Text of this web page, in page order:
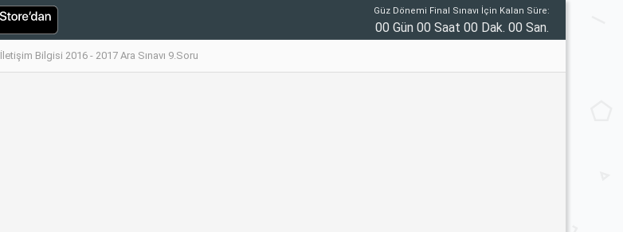
Güz Dönemi Final Sınavı İçin Kalan Süre:
00 Gün 00 Saat 00 Dak. 00 San.
İletişim Bilgisi 2016 - 2017 Ara Sınavı 9.Soru